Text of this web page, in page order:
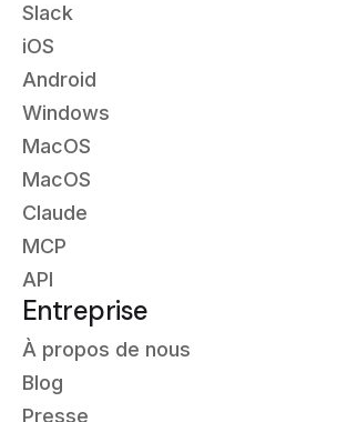
Slack
iOS
Android
Windows
MacOS
MacOS
Claude
MCP
API
Entreprise
À propos de nous
Blog
Presse